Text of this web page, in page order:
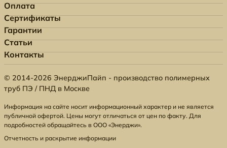
Оплата
Сертификаты
Гарантии
Статьи
Контакты
© 2014-2026 ЭнерджиПайп - производство полимерных
труб ПЭ / ПНД в Москве
Информация на сайте носит информационный характер и не является
публичной офертой. Цены могут отличаться от цен по факту. Для
подробностей обращайтесь в ООО «Энерджи».
Отчетность и раскрытие информации